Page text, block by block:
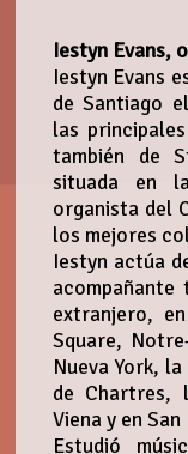
Iestyn Evans,
Iestyn Evans
de Santiago
las
también de
situada en
organista del
los mejores
Iestyn actúa
extranjero,
Square,
Nueva York,
de Chartres,
Viena y en
Estudió